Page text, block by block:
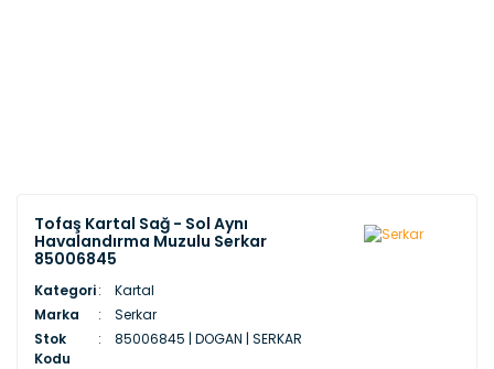
Tofaş Kartal Sağ - Sol Aynı
Havalandırma Muzulu Serkar
85006845
Kategori
Kartal
Marka
Serkar
Stok
Kodu
85006845 | DOGAN | SERKAR